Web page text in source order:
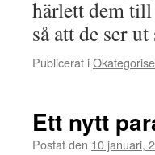
härlett dem till
så att de ser
Publicerat i
Ett nytt
Postat den 10 januari,